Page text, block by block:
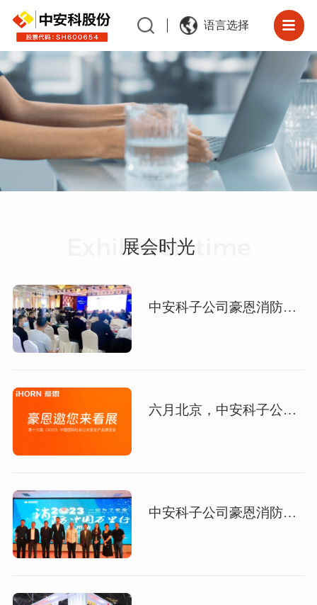
语言选择
展会时光
Exhibition time
中安科子公司豪恩消防中国万里行乌鲁木齐站精彩落幕
六月北京，中安科子公司豪恩与您相约第十六届（2023）安博会
中安科子公司豪恩消防万里行踏上新征程